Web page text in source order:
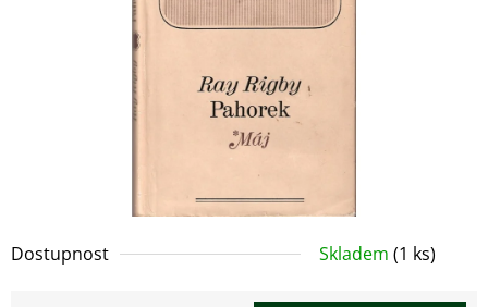
Dostupnost Skladem (1 ks)